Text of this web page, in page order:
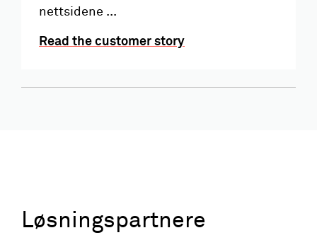
nettsidene ...
Read the customer story
Løsningspartnere